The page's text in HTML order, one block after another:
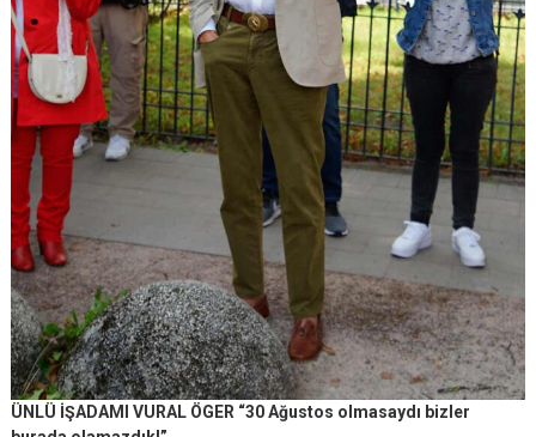
ÜNLÜ İŞADAMI VURAL ÖGER “30 Ağustos olmasaydı bizler